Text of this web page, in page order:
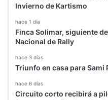
Invierno de Kartismo
hace 1 día
Finca Solimar, siguiente
Nacional de Rally
hace 3 días
Triunfo en casa para Sami
hace 6 días
Circuito corto recibirá a